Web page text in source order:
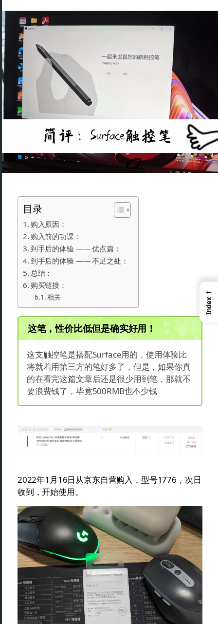
目录
购入原因：
购入前的功课：
到手后的体验 —— 优点篇：
到手后的体验 —— 不足之处：
总结：
购买链接：
相关
这笔，性价比低但是确实好用！
这支触控笔是搭配Surface用的，使用体验比
将就着用第三方的笔好多了，但是，如果你真
的在看完这篇文章后还是很少用到笔，那就不
要浪费钱了，毕竟500RMB也不少钱
2022年1月16日从京东自营购入，型号1776，次日
收到，开始使用。
←
Index